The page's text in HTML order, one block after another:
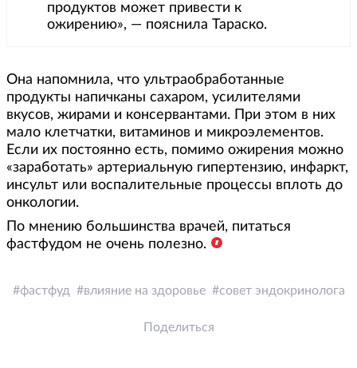
продуктов может привести к
ожирению», — пояснила Тараско.
Она напомнила, что ультраобработанные
продукты напичканы сахаром, усилителями
вкусов, жирами и консервантами. При этом в них
мало клетчатки, витаминов и микроэлементов.
Если их постоянно есть, помимо ожирения можно
«заработать» артериальную гипертензию, инфаркт,
инсульт или воспалительные процессы вплоть до
онкологии.
По мнению большинства врачей, питаться
фастфудом не очень полезно.
фастфуд влияние на здоровье совет эндокринолога
Поделиться